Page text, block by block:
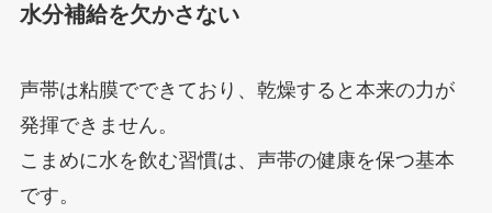
水分補給を欠かさない
声帯は粘膜でできており、乾燥すると本来の力が
発揮できません。
こまめに水を飲む習慣は、声帯の健康を保つ基本
です。